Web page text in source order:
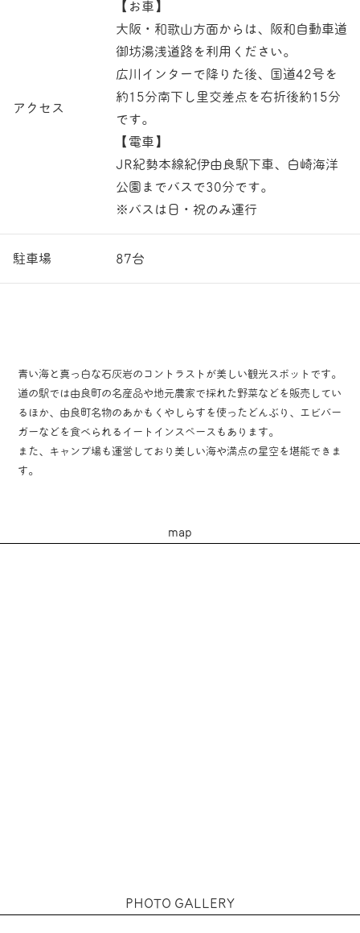
アクセス
【お車】
大阪・和歌山方面からは、阪和自動車道
御坊湯浅道路を利用ください。
広川インターで降りた後、国道42号を
約15分南下し里交差点を右折後約15分
です。
【電車】
JR紀勢本線紀伊由良駅下車、白崎海洋
公園までバスで30分です。
※バスは日・祝のみ運行
駐車場 87台
青い海と真っ白な石灰岩のコントラストが美しい観光スポットです。
道の駅では由良町の名産品や地元農家で採れた野菜などを販売してい
るほか、由良町名物のあかもくやしらすを使ったどんぶり、エビバー
ガーなどを食べられるイートインスペースもあります。
また、キャンプ場も運営しており美しい海や満点の星空を堪能できま
す。
map
PHOTO GALLERY